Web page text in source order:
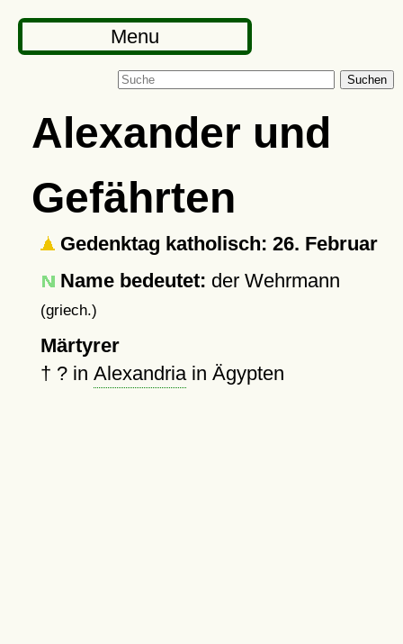
Menu
Suchen
Alexander und
Gefährten
Gedenktag katholisch: 26. Februar
Name bedeutet: der Wehrmann
(griech.)
Märtyrer
† ?in Alexandriain Ägypten